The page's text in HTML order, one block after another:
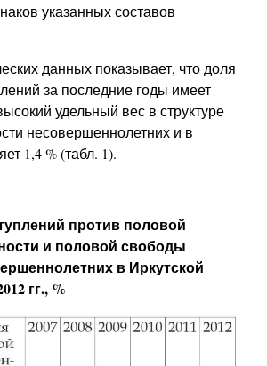
указанных составов
данных показывает, что доля
за последние годы имеет
удельный вес в структуре
несовершеннолетних и в
1,4 % (табл. 1).
против половой
и половой свободы
в Иркутской
гг., %